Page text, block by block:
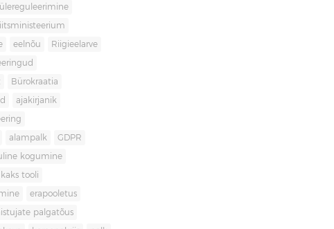
ülereguleerimine
eelnõu Riigieelarve
Bürokraatia
ajakirjanik
alampalk GDPR
kogumine
kaks tooli
erapooletus
palgatõus